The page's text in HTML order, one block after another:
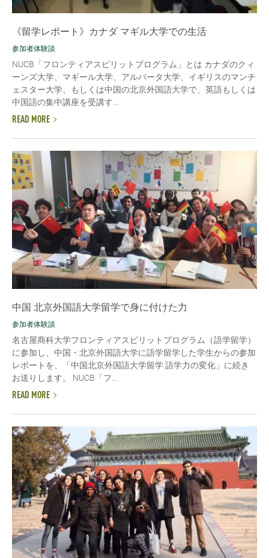
《留学レポート》カナダ マギル大学での生活
参加者体験談
NUCB「フロンティアスピリットプログラム」とは カナダのクィ
ーンズ大学、マギール大学、アルバータ大学、イギリスのマンチ
ェスター大学、もしくは中国の北京外国語大学で、英語もしくは
中国語の集中講座を受講す...
READ MORE
中国 北京外国語大学留学で身に付けた力
参加者体験談
名古屋商科大学フロンティアスピリットプログラム（語学留学）
に参加し、中国・北京外国語大学に語学留学した学生からの参加
レポートを、「中国北京外国語大学留学 語学力の変化」に続き
お送りします。 NUCB「フ...
READ MORE